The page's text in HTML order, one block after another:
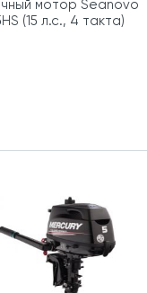
мотор Seanovo
(15 л.с., 4 такта)